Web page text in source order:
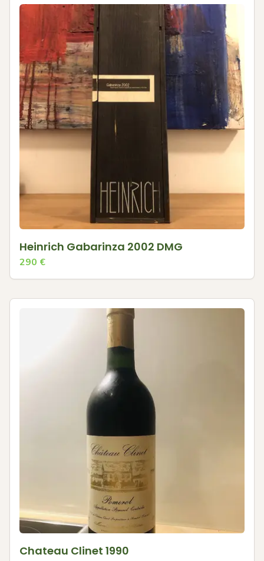
Heinrich Gabarinza 2002 DMG
290 €
Chateau Clinet 1990